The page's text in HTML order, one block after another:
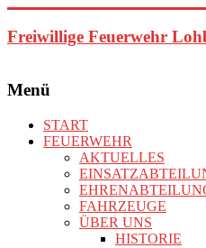
Inhalt
springen
Freiwillige Feuerwehr
Menü
START
FEUERWEHR
AKTUELLES
FAHRZEUGE
ÜBER UNS
HISTORIE